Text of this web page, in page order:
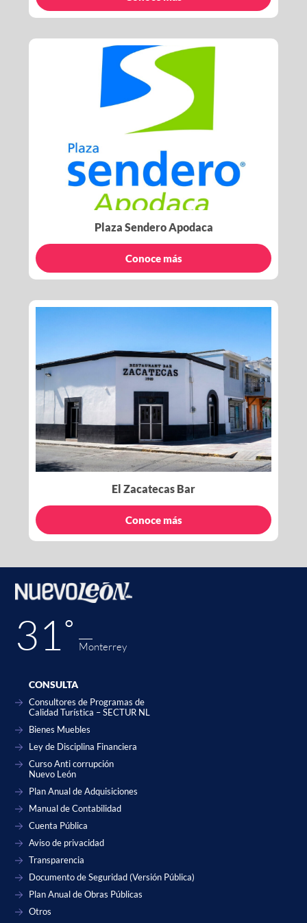
Plaza Sendero Apodaca
Conoce más
El Zacatecas Bar
Conoce más
31˚ Monterrey
CONSULTA
Consultores de Programas de
Calidad Turística – SECTUR NL
Bienes Muebles
Ley de Disciplina Financiera
Curso Anti corrupción
Nuevo León
Plan Anual de Adquisiciones
Manual de Contabilidad
Cuenta Pública
Aviso de privacidad
Transparencia
Documento de Seguridad (Versión Pública)
Plan Anual de Obras Públicas
Otros